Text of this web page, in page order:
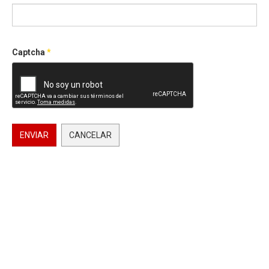
Captcha *
ENVIAR CANCELAR